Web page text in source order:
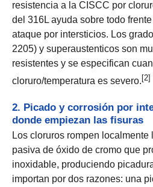
resistencia a la CISCC por
del 316L ayuda sobre todo
ataque por intersticios. Los
2205) y superaustenticos son
resistentes y se especifican
cloruro/temperatura es severo. [2]
2. Picado y corrosión por
donde empiezan las fisuras
Los cloruros rompen localmente
pasiva de óxido de cromo que
inoxidable, produciendo
importan por dos razones: una